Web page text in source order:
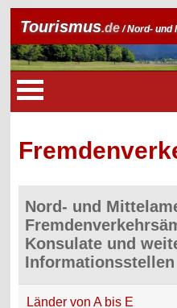
Tourismus.de/ Nord- und
Nord- und
Konsulate und
Informationsstellen
Länder von A bis E